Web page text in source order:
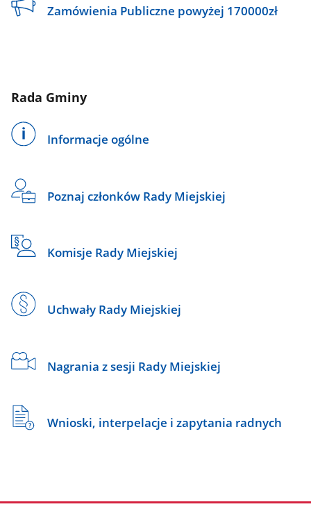
Zamówienia Publiczne powyżej 170000zł
Rada Gminy
Informacje ogólne
Poznaj członków Rady Miejskiej
Komisje Rady Miejskiej
Uchwały Rady Miejskiej
Nagrania z sesji Rady Miejskiej
Wnioski, interpelacje i zapytania radnych